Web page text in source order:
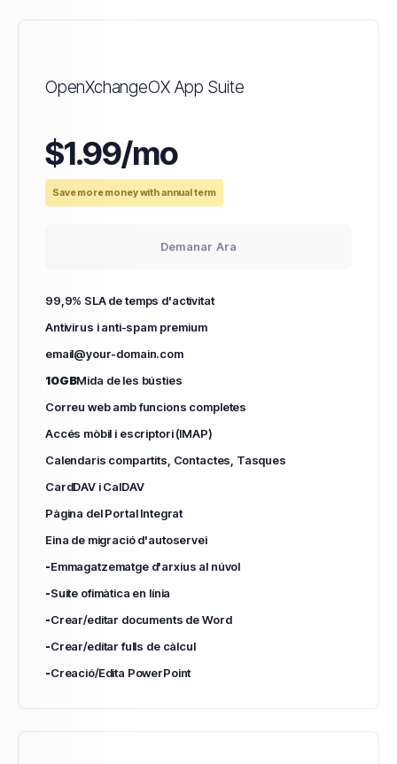
OpenXchangeOX App Suite
$1.99/mo
Save more money with annual term
Demanar Ara
99,9% SLA de temps d'activitat
Antivirus i anti-spam premium
email@your-domain.com
10GBMida de les bústies
Correu web amb funcions completes
Accés mòbil i escriptori (IMAP)
Calendaris compartits, Contactes, Tasques
CardDAV i CalDAV
Pàgina del Portal Integrat
Eina de migració d'autoservei
-Emmagatzematge d'arxius al núvol
-Suite ofimàtica en línia
-Crear/editar documents de Word
-Crear/editar fulls de càlcul
-Creació/Edita PowerPoint